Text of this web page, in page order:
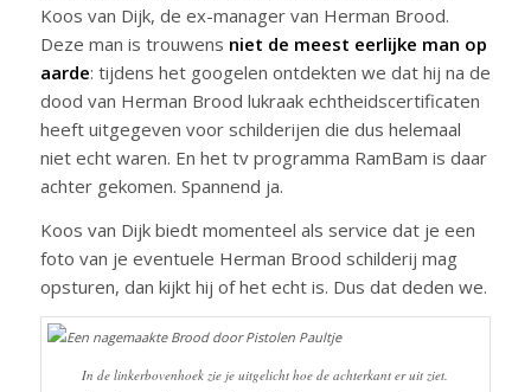
Koos van Dijk, de ex-manager van Herman Brood.
Deze man is trouwens niet de meest eerlijke man op
aarde: tijdens het googelen ontdekten we dat hij na de
dood van Herman Brood lukraak echtheidscertificaten
heeft uitgegeven voor schilderijen die dus helemaal
niet echt waren. En het tv programma RamBam is daar
achter gekomen. Spannend ja.
Koos van Dijk biedt momenteel als service dat je een
foto van je eventuele Herman Brood schilderij mag
opsturen, dan kijkt hij of het echt is. Dus dat deden we.
In de linkerbovenhoek zie je uitgelicht hoe de achterkant er uit ziet.